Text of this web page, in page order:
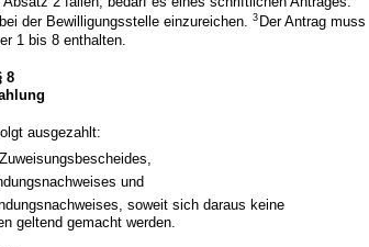
der Bewilligungsstelle einzureichen.3 Der Antrag muss
1 bis 8 enthalten.
8
ausgezahlt:
und
soweit sich daraus keine
geltend gemacht werden.